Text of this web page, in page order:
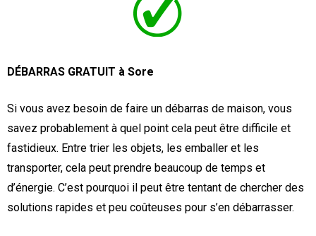
DÉBARRAS GRATUIT à Sore
Si vous avez besoin de faire un débarras de maison, vous
savez probablement à quel point cela peut être difficile et
fastidieux. Entre trier les objets, les emballer et les
transporter, cela peut prendre beaucoup de temps et
d’énergie. C’est pourquoi il peut être tentant de chercher des
solutions rapides et peu coûteuses pour s’en débarrasser.